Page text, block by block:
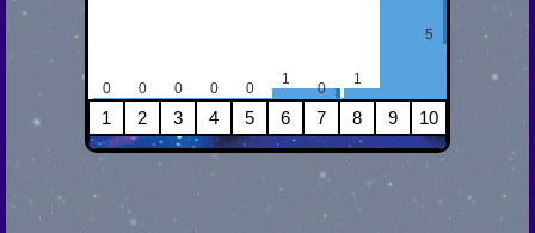
0 0 0 0 0
1
0
1
5
1 2 3 4 5 6 7 8 9 10